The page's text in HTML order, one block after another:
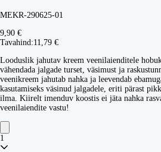
MEKR-290625-01
9,90 €
Tavahind:11,79 €
Looduslik jahutav kreem veenilaienditele
vähendada jalgade turset, väsimust ja
veenikreem jahutab nahka ja leevendab
kasutamiseks väsinud jalgadele, eriti pärast
ilma. Kiirelt imenduv koostis ei jäta nahka
veenilaiendite vastu!
1